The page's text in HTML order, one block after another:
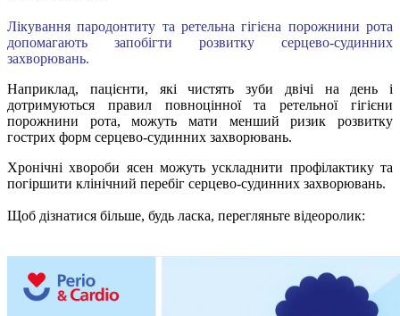
Лікування пародонтиту та ретельна гігієна порожнини рота
допомагають запобігти розвитку серцево-судинних
захворювань.
Наприклад, пацієнти, які чистять зуби двічі на день і
дотримуються правил повноцінної та ретельної гігієни
порожнини рота, можуть мати менший ризик розвитку
гострих форм серцево-судинних захворювань.
Хронічні хвороби ясен можуть ускладнити профілактику та
погіршити клінічний перебіг серцево-судинних захворювань.
Щоб дізнатися більше, будь ласка, перегляньте відеоролик: